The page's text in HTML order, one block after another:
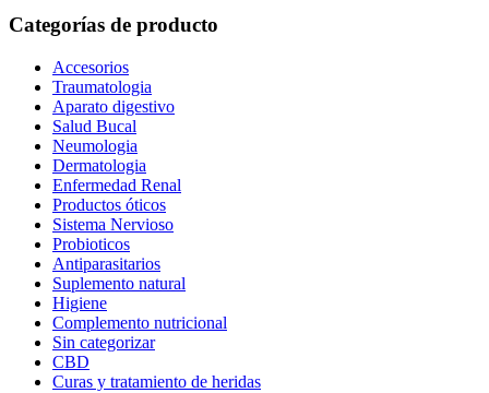
de
producto
Categorías de producto
Accesorios
Traumatologia
Aparato digestivo
Salud Bucal
Neumologia
Dermatologia
Enfermedad Renal
Productos óticos
Sistema Nervioso
Probioticos
Antiparasitarios
Suplemento natural
Higiene
Complemento nutricional
Sin categorizar
CBD
Curas y tratamiento de heridas